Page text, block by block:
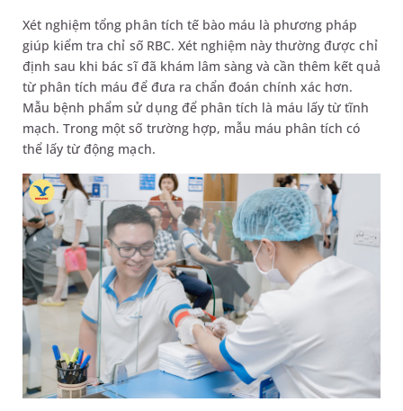
Xét nghiệm tổng phân tích tế bào máu là phương pháp
giúp kiểm tra chỉ số RBC. Xét nghiệm này thường được chỉ
định sau khi bác sĩ đã khám lâm sàng và cần thêm kết quả
từ phân tích máu để đưa ra chẩn đoán chính xác hơn.
Mẫu bệnh phẩm sử dụng để phân tích là máu lấy từ tĩnh
mạch. Trong một số trường hợp, mẫu máu phân tích có
thể lấy từ động mạch.